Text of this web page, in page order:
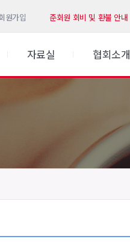
원가입 준회원 회비 및 환불 안내
자료실 협회소개